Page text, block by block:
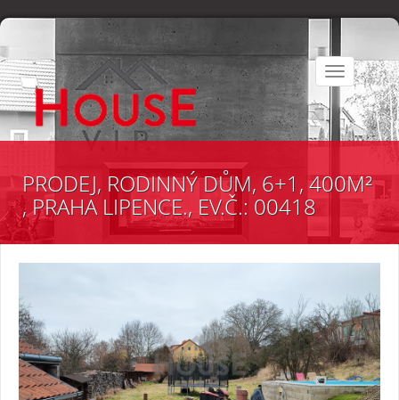
Toggle
navigation
PRODEJ, RODINNÝ DŮM, 6+1, 400M²
, PRAHA LIPENCE., EV.Č.: 00418